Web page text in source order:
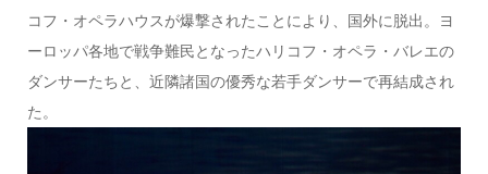
コフ・オペラハウスが爆撃されたことにより、国外に脱出。ヨ
ーロッパ各地で戦争難民となったハリコフ・オペラ・バレエの
ダンサーたちと、近隣諸国の優秀な若手ダンサーで再結成され
た。